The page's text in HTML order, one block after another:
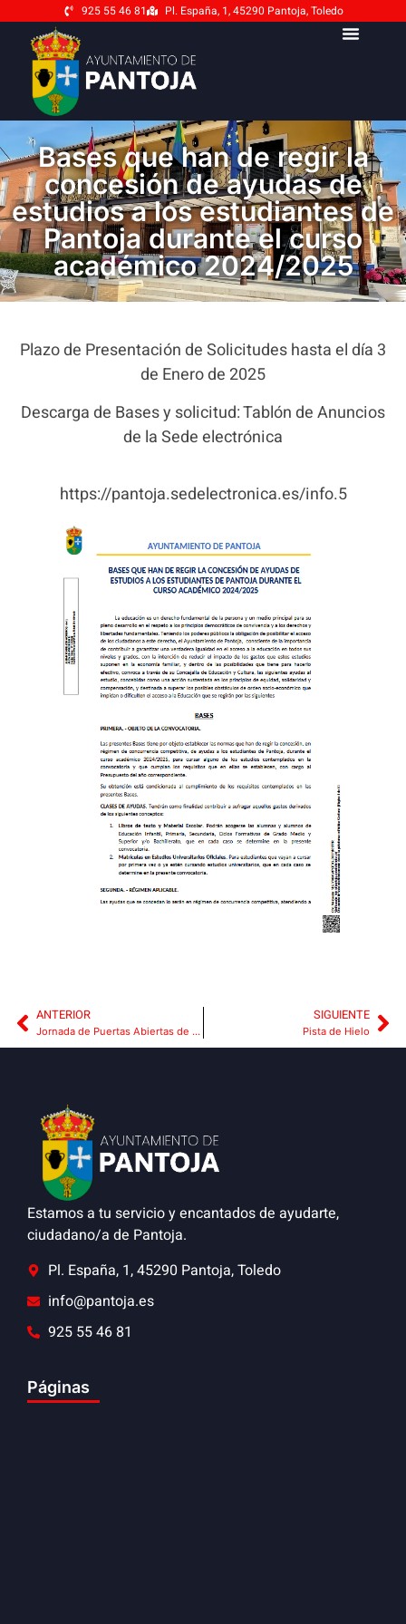
925 55 46 81 Pl. España, 1, 45290 Pantoja, Toledo
Bases que han de regir la
concesión de ayudas de
estudios a los estudiantes de
Pantoja durante el curso
académico 2024/2025
Plazo de Presentación de Solicitudes hasta el día 3
de Enero de 2025
Descarga de Bases y solicitud: Tablón de Anuncios
de la Sede electrónica
https://pantoja.sedelectronica.es/info.5
ANTERIOR
Jornada de Puertas Abiertas de Tu Ayuntamiento
SIGUIENTE
Pista de Hielo
Estamos a tu servicio y encantados de ayudarte,
ciudadano/a de Pantoja.
Pl. España, 1, 45290 Pantoja, Toledo
info@pantoja.es
925 55 46 81
Páginas